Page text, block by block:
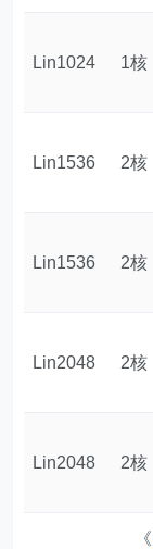
Lin1024 1核
Lin1536 2核
Lin1536 2核
Lin2048 2核
Lin2048 2核
《